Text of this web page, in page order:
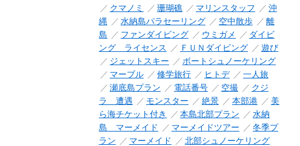
クマノミ
珊瑚礁 マリンスタッフ
沖
縄
水納島パラセーリング 空中散歩
離
島
ファンダイビング ウミガメ
ダイビ
ング ライセンス
ＦＵＮダイビング
遊び
ジェットスキー
ボートシュノーケリング
マーブル
修学旅行 ヒトデ
一人旅
瀬底島プラン
電話番号 空撮
クジ
ラ 遭遇
モンスター 絶景 本部港
美
ら海チケット付き
本島北部プラン
水納
島 マーメイド
マーメイドツアー
冬季プ
ラン
マーメイド
北部シュノーケリング